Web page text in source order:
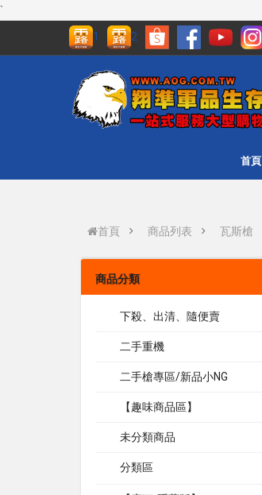
`
1 2
首頁
首頁 商品列表 瓦斯槍
商品分類
下殺、出清、隨便賣
二手重機
二手槍專區/新品小NG
【趣味商品區】
未分類商品
分類區